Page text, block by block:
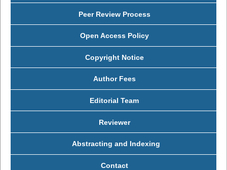
Peer Review Process
Open Access Policy
Copyright Notice
Author Fees
Editorial Team
Reviewer
Abstracting and Indexing
Contact